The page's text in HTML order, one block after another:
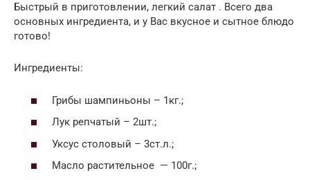
Быстрый в приготовлении, легкий салат . Всего два
основных ингредиента, и у Вас вкусное и сытное блюдо
готово!
Ингредиенты:
Грибы шампиньоны – 1кг.;
Лук репчатый – 2шт.;
Уксус столовый – 3ст.л.;
Масло растительное — 100г.;